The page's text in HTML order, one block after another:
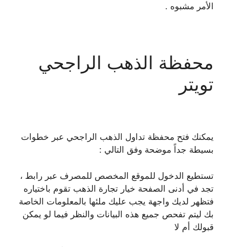
الأمر مشبوه .
محفظة الذهب الراجحي
تويتر
يمكنك فتح محفظة تداول الذهب الراجحي عبر خطوات
بسيطة جداً موضحة وفق التالي :
تستطيع الدخول للموقع المخصص للمصرف عبر رابط ،
تجد في أدنى الصفحة خيار تجارة الذهب تقوم باختياره
فتظهر لديك واجهة يجب عليك ملئها بالمعلومات الخاصة
بك ليتم تفحص جميع هذه البيانات والنظر فيما لو يمكن
قبولك أم لا